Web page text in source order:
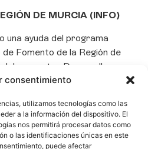
consentimiento
utilizamos tecnologías como las
a la información del dispositivo. El
nos permitirá procesar datos como
o las identificaciones únicas en este
puede afectar
DE MURCIA (INFO)
una ayuda del programa
Fomento de la Región de
proyecto «Desarrollo e
de Inteligencia Artificial
digital, la automatización
de la gestión de clientes